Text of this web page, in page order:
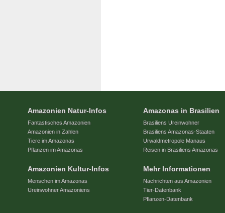
Amazonien Natur-Infos
Fantastisches Amazonien
Amazonien in Zahlen
Tiere im Amazonas
Pflanzen im Amazonas
Amazonien Kultur-Infos
Menschen im Amazonas
Ureinwohner Amazoniens
Amazonas in Brasilien
Brasiliens Ureinwohner
Brasiliens Amazonas-Staaten
Urwaldmetropole Manaus
Reisen in Brasiliens Amazonas
Mehr Informationen
Nachrichten aus Amazonien
Tier-Datenbank
Pflanzen-Datenbank